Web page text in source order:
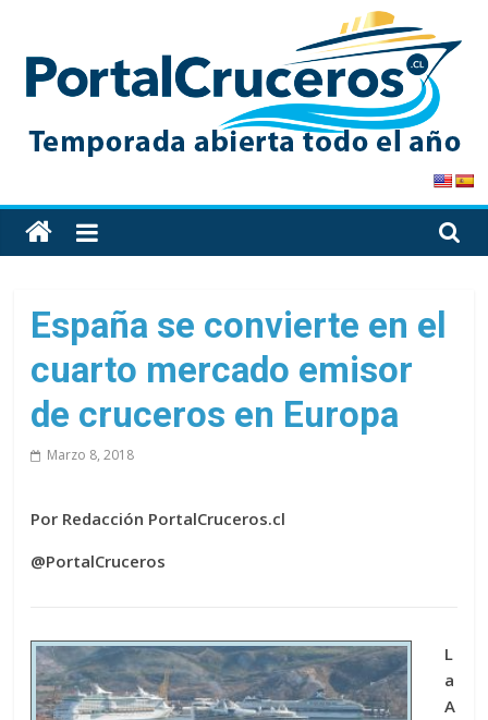
content
PortalCruceros
Toda
la
de
cruceros
en
solo
España se convierte en el
cuarto mercado emisor
de cruceros en Europa
Marzo 8, 2018
Por Redacción PortalCruceros.cl
@PortalCruceros
L
a
A